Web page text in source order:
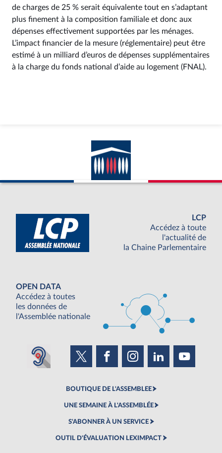
de charges de 25 % serait équivalente tout en s’adaptant
plus finement à la composition familiale et donc aux
dépenses effectivement supportées par les ménages.
L’impact financier de la mesure (réglementaire) peut être
estimé à un milliard d’euros de dépenses supplémentaires
à la charge du fonds national d’aide au logement (FNAL).
LCP
Accédez à toute
l'actualité de
la Chaine Parlementaire
OPEN DATA
Accédez à toutes
les données de
l'Assemblée nationale
BOUTIQUE DE L'ASSEMBLEE
UNE SEMAINE À L'ASSEMBLÉE
S'ABONNER À UN SERVICE
OUTIL D'ÉVALUATION LEXIMPACT